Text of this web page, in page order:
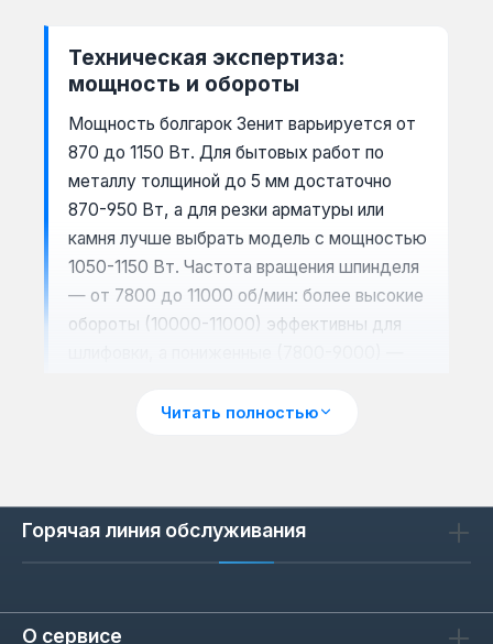
Техническая экспертиза:
мощность и обороты
Мощность болгарок Зенит варьируется от
870 до 1150 Вт. Для бытовых работ по
металлу толщиной до 5 мм достаточно
870-950 Вт, а для резки арматуры или
камня лучше выбрать модель с мощностью
1050-1150 Вт. Частота вращения шпинделя
— от 7800 до 11000 об/мин: более высокие
обороты (10000-11000) эффективны для
Сценарии применения: резка и
шлифовка
металла, а также для зачистки сварных
Читать полностью
Горячая линия обслуживания
О сервисе